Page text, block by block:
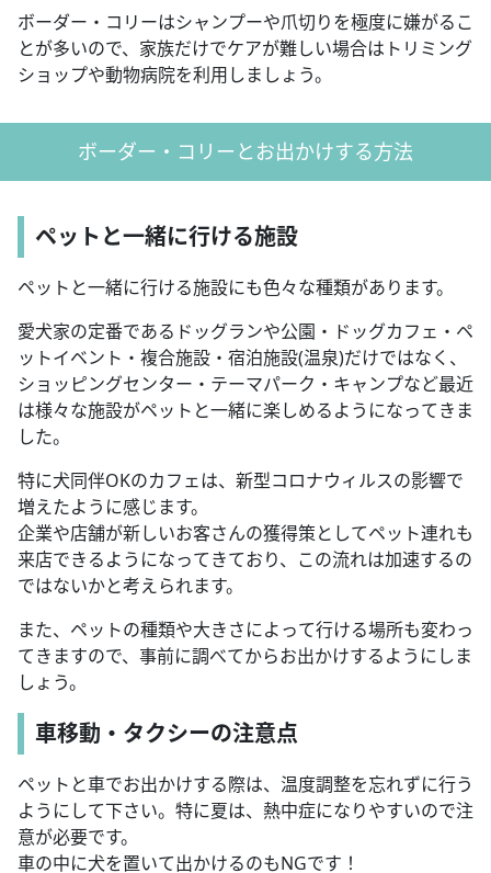
ボーダー・コリーはシャンプーや爪切りを極度に嫌がるこ
とが多いので、家族だけでケアが難しい場合はトリミング
ショップや動物病院を利用しましょう。
ボーダー・コリーとお出かけする方法
ペットと一緒に行ける施設
ペットと一緒に行ける施設にも色々な種類があります。
愛犬家の定番であるドッグランや公園・ドッグカフェ・ペ
ットイベント・複合施設・宿泊施設(温泉)だけではなく、
ショッピングセンター・テーマパーク・キャンプなど最近
は様々な施設がペットと一緒に楽しめるようになってきま
した。
特に犬同伴OKのカフェは、新型コロナウィルスの影響で
増えたように感じます。
企業や店舗が新しいお客さんの獲得策としてペット連れも
来店できるようになってきており、この流れは加速するの
ではないかと考えられます。
また、ペットの種類や大きさによって行ける場所も変わっ
てきますので、事前に調べてからお出かけするようにしま
しょう。
車移動・タクシーの注意点
ペットと車でお出かけする際は、温度調整を忘れずに行う
ようにして下さい。特に夏は、熱中症になりやすいので注
意が必要です。
車の中に犬を置いて出かけるのもNGです！